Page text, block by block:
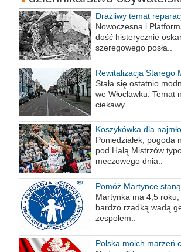
Drażliwy temat
berlińska
Nowoczesna i
dość histerycznie
szeregowego posła..
Rewitalizacja Starego
Stała się ostatnio
we Włocławku. Temat
ciekawy...
Koszykówka dla
Poniedziałek, pogoda
pod Halą Mistrzów
meczowego dnia..
Pomóż Martynce
Martynka ma 4,5 roku,
bardzo rzadką wadą
zespołem..
Polska moich marzeń